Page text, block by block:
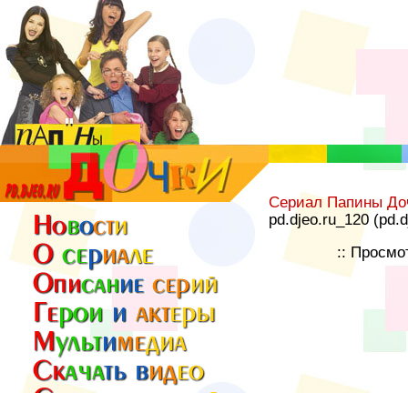
Сериал Папины
pd.djeo.ru_120
::